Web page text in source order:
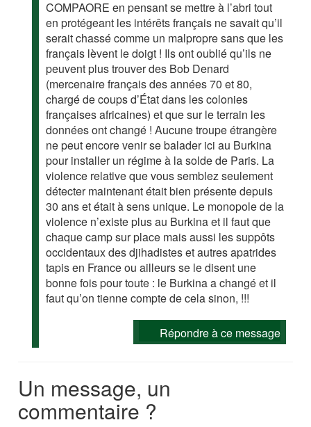
COMPAORE en pensant se mettre à l’abri tout
en protégeant les intérêts français ne savait qu’il
serait chassé comme un malpropre sans que les
français lèvent le doigt ! Ils ont oublié qu’ils ne
peuvent plus trouver des Bob Denard
(mercenaire français des années 70 et 80,
chargé de coups d’État dans les colonies
françaises africaines) et que sur le terrain les
données ont changé ! Aucune troupe étrangère
ne peut encore venir se balader ici au Burkina
pour installer un régime à la solde de Paris. La
violence relative que vous semblez seulement
détecter maintenant était bien présente depuis
30 ans et était à sens unique. Le monopole de la
violence n’existe plus au Burkina et il faut que
chaque camp sur place mais aussi les suppôts
occidentaux des djihadistes et autres apatrides
tapis en France ou ailleurs se le disent une
bonne fois pour toute : le Burkina a changé et il
faut qu’on tienne compte de cela sinon, !!!
Répondre à ce message
Un message, un
commentaire ?